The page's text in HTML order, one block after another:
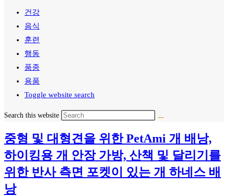
건강
음식
훈련
행동
품종
용품
Toggle website search
Search this website
중형 및 대형견을 위한 PetAmi 개 배낭,
하이킹용 개 안장 가방, 산책 및 달리기를
위한 반사 측면 포켓이 있는 개 하네스 배
낭